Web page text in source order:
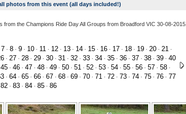
photos from this event (all days included!)
from the Champions Ride Day All Groups from Broadford VIC 30-08-2015.
7 · 8· 9· 10· 11 · 12· 13· 14· 15· 16· 17 · 18· 19· 20· 21 ·
· 27 · 28· 29· 30· 31 · 32· 33· 34· 35· 36· 37 · 38· 39· 40
45· 46· 47 · 48· 49· 50· 51 · 52· 53· 54· 55· 56· 57 · 58·
· 64· 65· 66· 67 · 68· 69· 70· 71 · 72· 73· 74· 75· 76· 77
82· 83· 84· 85· 86